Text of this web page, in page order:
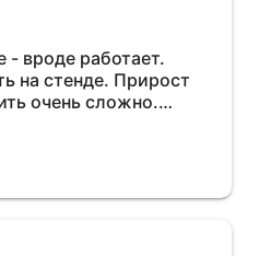
- вроде работает.
на стенде. Прирост
очень сложно.
и посмотрю, что